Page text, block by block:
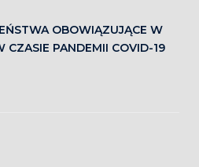
OBOWIĄZUJĄCE W
CZASIE PANDEMII COVID-19